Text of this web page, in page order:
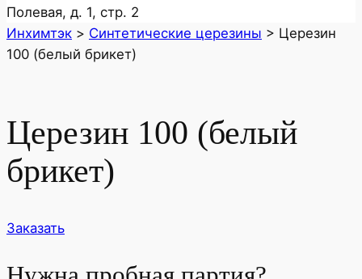
Полевая, д. 1, стр. 2
Инхимтэк > Cинтетические церезины > Церезин
100 (белый брикет)
Церезин 100 (белый
брикет)
Заказать